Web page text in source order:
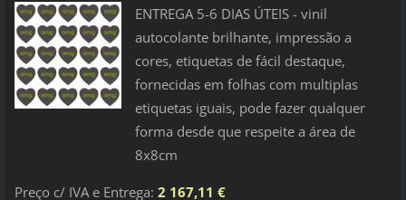
ENTREGA 5-6 DIAS ÚTEIS - vinil
autocolante brilhante, impressão a
cores, etiquetas de fácil destaque,
fornecidas em folhas com multiplas
etiquetas iguais, pode fazer qualquer
forma desde que respeite a área de
8x8cm
Preço c/ IVA e Entrega: 2 167,11 €